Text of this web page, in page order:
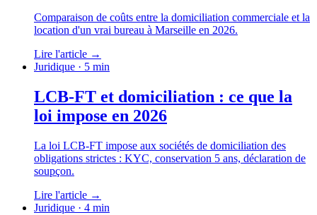
Comparaison de coûts entre la domiciliation commerciale et la
location d'un vrai bureau à Marseille en 2026.
Lire l'article →
Juridique · 5 min
LCB-FT et domiciliation : ce que la
loi impose en 2026
La loi LCB-FT impose aux sociétés de domiciliation des
obligations strictes : KYC, conservation 5 ans, déclaration de
soupçon.
Lire l'article →
Juridique · 4 min